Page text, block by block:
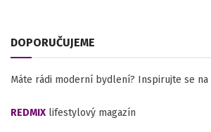
DOPORUČUJEME
Máte rádi moderní bydlení? Inspirujte se na
REDMIX lifestylový magazín